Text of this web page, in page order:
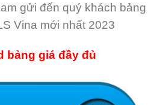
gửi đến quý khách bảng
Vina mới nhất 2023
bảng giá đầy đủ